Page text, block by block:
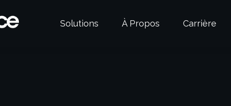
Solutions À Propos Carrière